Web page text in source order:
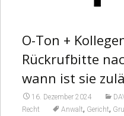
O-Ton +
Rückrufbitte
wann ist sie
16. Dezember 2024
Recht Anwalt, Gericht,